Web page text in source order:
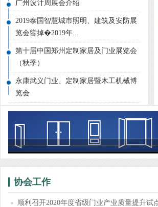
广州设计周展会介绍
2019泰国智慧城市照明、建筑及安防展
览会鈭掉�2019年...
第十届中国郑州定制家居及门业展览会
（秋季）
永康武义门业、定制家居暨木工机械博
览会
协会工作
顺利召开2020年度省级门业产业质量提升试